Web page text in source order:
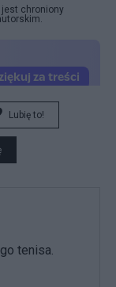
jest chroniony
Lubię to!
tenisa.